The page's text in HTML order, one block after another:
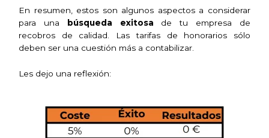
En resumen, estos son algunos aspectos a considerar
para una
búsqueda exitosa de tu empresa de
recobros de calidad.
Las tarifas de honorarios sólo
deben ser una cuestión más a contabilizar.
Les dejo una reflexión: